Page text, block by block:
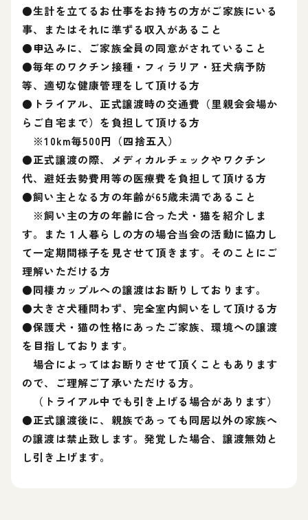
●生計を立てるお仕事をお持ちの方がご家族にいる
事、またはそれに準ずる収入があること
●申込みに、ご家族全員の同意がされていること
●毎年のワクチン接種・フィラリア・狂犬病予防
等、適切な健康管理をして頂ける方
●トライアル、正式譲渡時の交通費（里親会会場か
らご自宅まで）を負担して頂ける方
※10km毎500円（四捨五入）
●正式譲渡の際、メディカルチェックやワクチン
代、避妊去勢費用等の医療費を負担して頂ける方
●飼い主となる方の年齢が65歳未満であること
※飼い主の方の年齢に合った犬・猫を紹介しま
す。また１人暮らしの方の場合当会の活動に協力し
て一定期間様子を見させて頂きます。そのことにご
理解いただける方
●同棲カップルへの譲渡はお断りしております。
●大きさ犬種問わず、完全室内飼いをして頂ける方
●保護犬・猫の性格にあったご家族、環境への譲渡
を目指しております。
場合によってはお断りさせて頂くこともあります
ので、ご理解ご了承いただける方。
（トライアル中でも引き上げる場合があります）
●正式譲渡後に、親族であっても同居以外の家族へ
の譲渡は禁止致します。発覚した場合、譲渡無効と
し引き上げます。